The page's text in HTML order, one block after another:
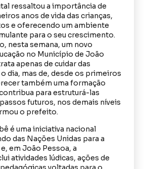
ressaltou a importância de
anos de vida das crianças,
e oferecendo um ambiente
para o seu crescimento.
nesta semana, um novo
no Município de João
apenas de cuidar das
dia, mas de, desde os primeiros
também uma formação
para estruturá-las
futuros, nos demais níveis
o prefeito.
é uma iniciativa nacional
das Nações Unidas para a
em João Pessoa, a
atividades lúdicas, ações de